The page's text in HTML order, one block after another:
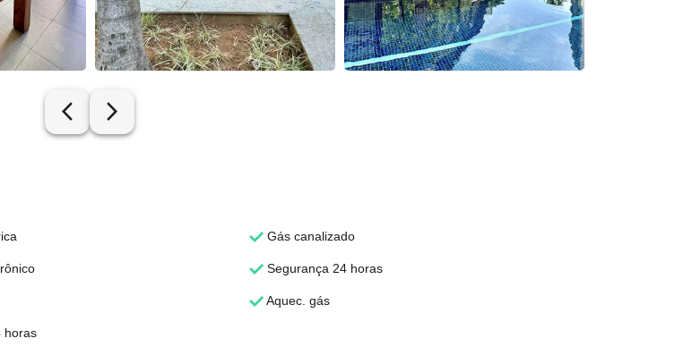
arrow_back_ios_new arrow_forward_ios
Gás canalizado
Segurança 24 horas
Aquec. gás
horas